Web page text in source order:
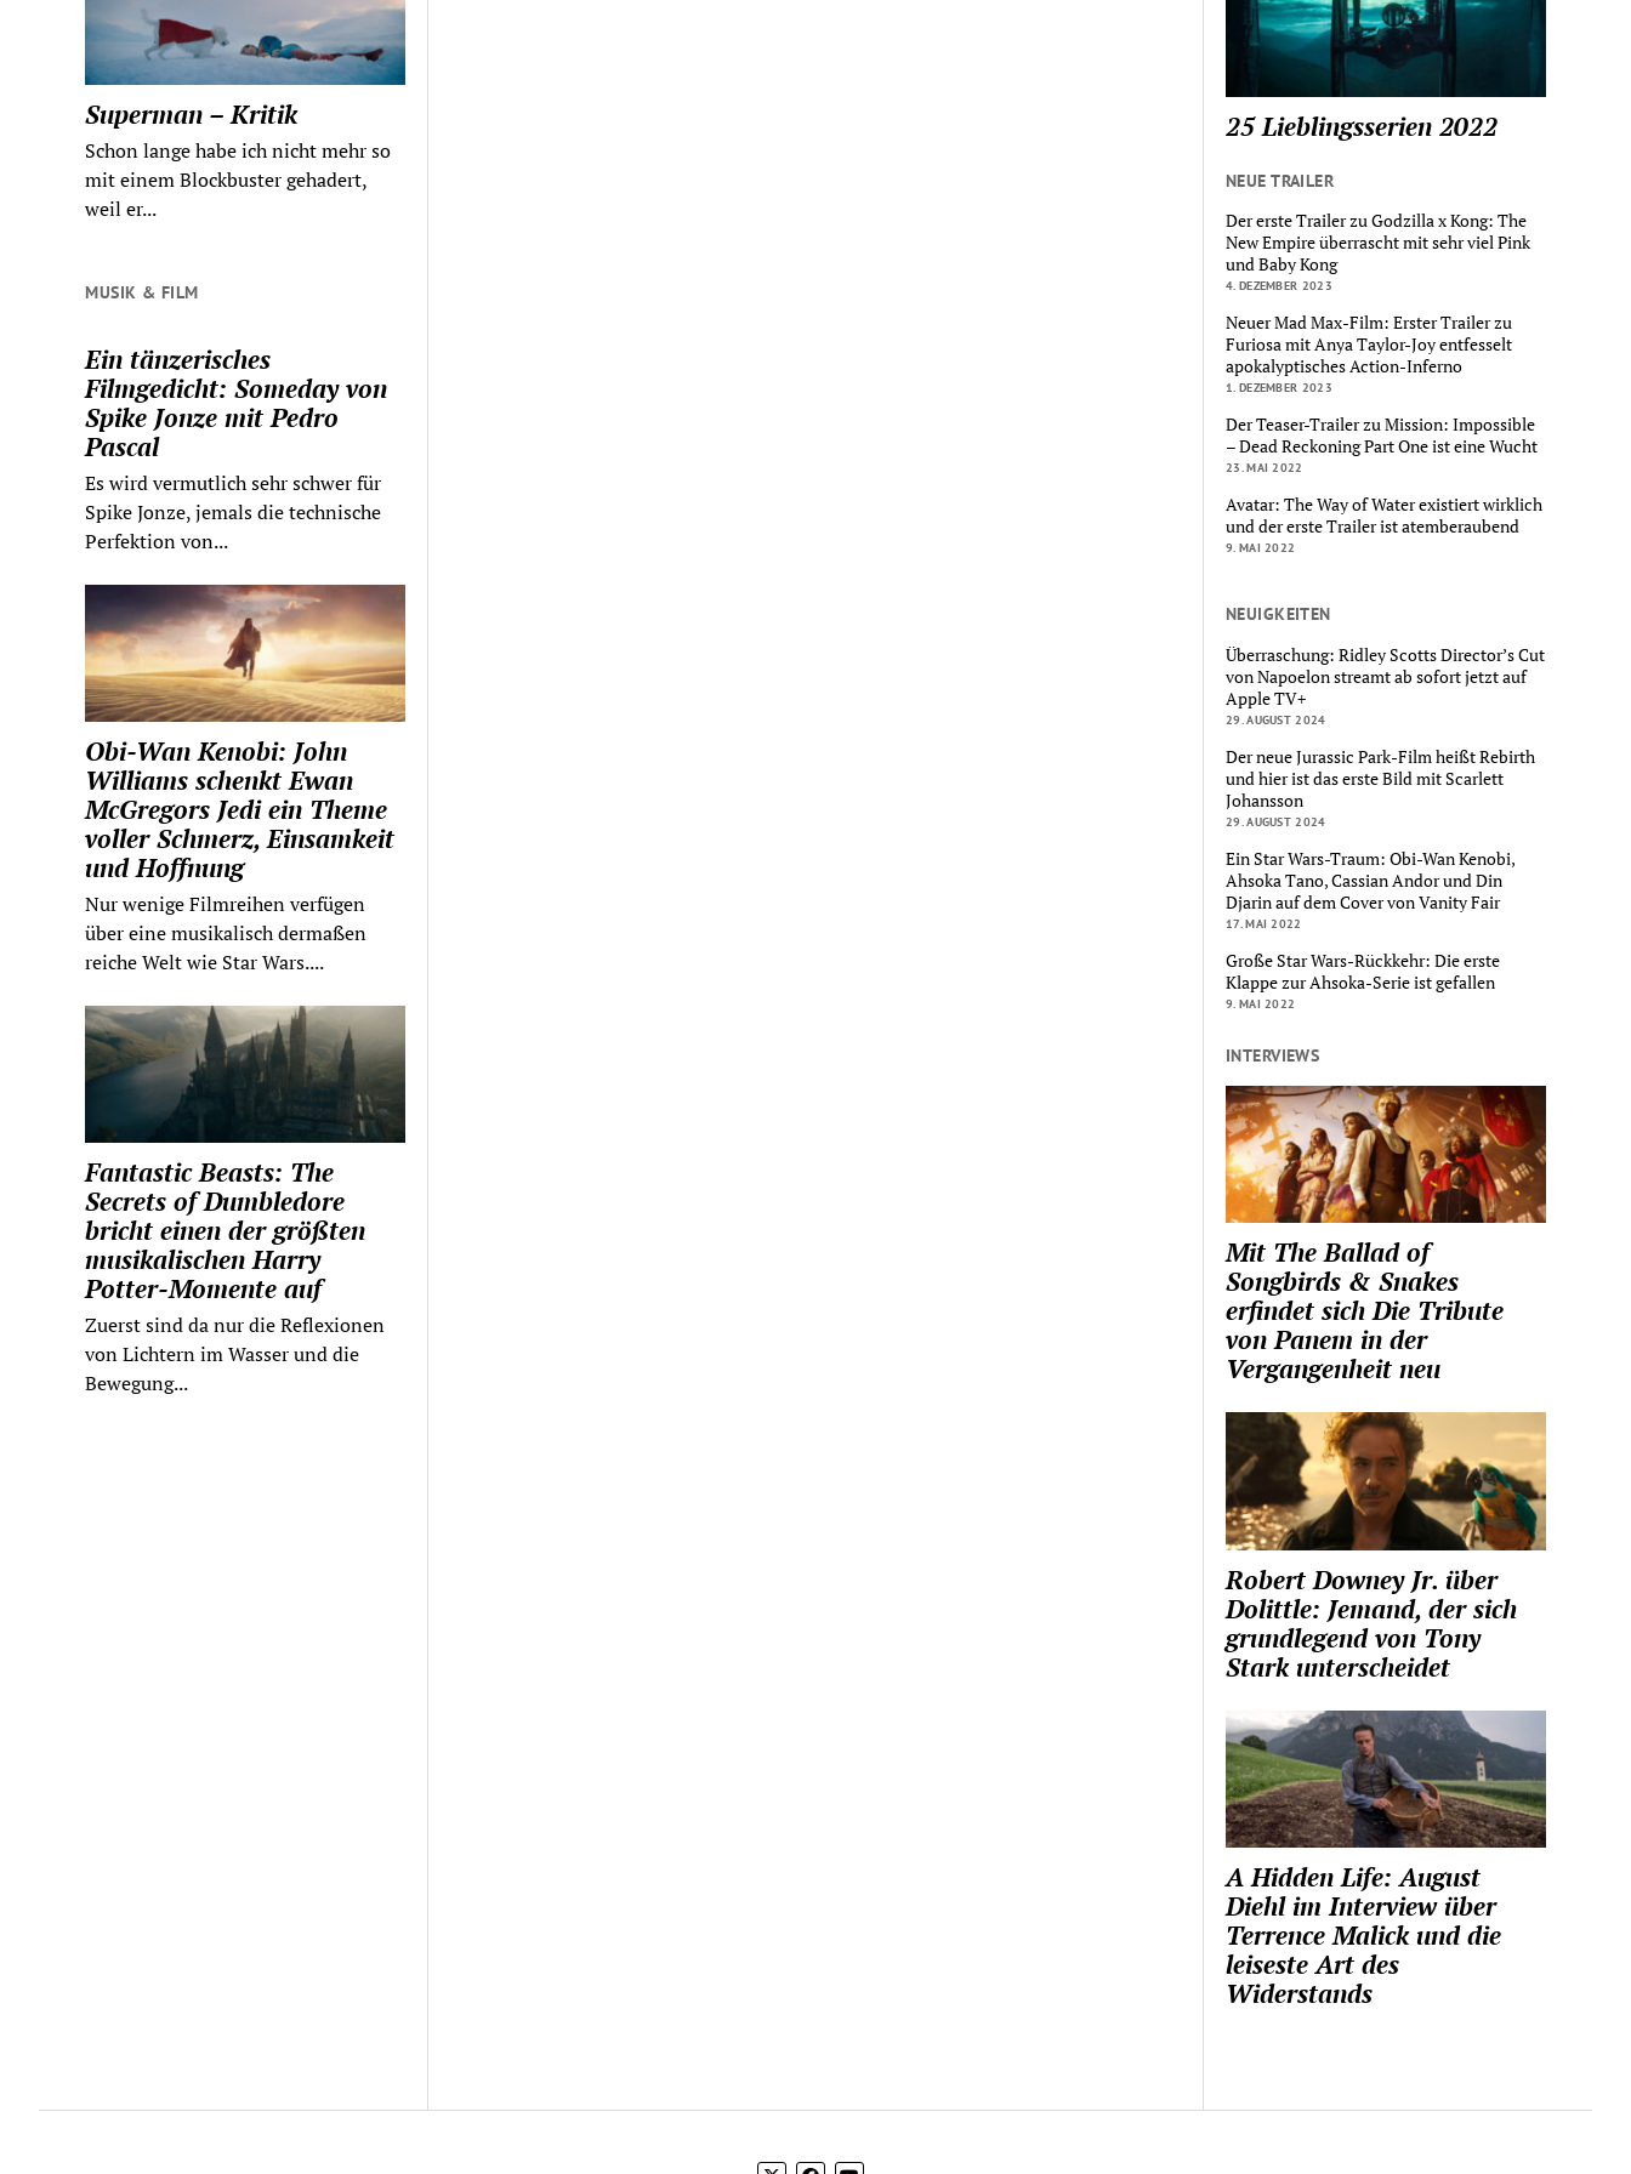
Superman – Kritik
Schon lange habe ich nicht mehr so
mit einem Blockbuster gehadert,
weil er...
MUSIK & FILM
Ein tänzerisches
Filmgedicht: Someday von
Spike Jonze mit Pedro
Pascal
Es wird vermutlich sehr schwer für
Spike Jonze, jemals die technische
Perfektion von...
Obi-Wan Kenobi: John
Williams schenkt Ewan
McGregors Jedi ein Theme
voller Schmerz, Einsamkeit
und Hoffnung
Nur wenige Filmreihen verfügen
über eine musikalisch dermaßen
reiche Welt wie Star Wars....
Fantastic Beasts: The
Secrets of Dumbledore
bricht einen der größten
musikalischen Harry
Potter-Momente auf
Zuerst sind da nur die Reflexionen
von Lichtern im Wasser und die
Bewegung...
25 Lieblingsserien 2022
NEUE TRAILER
Der erste Trailer zu Godzilla x Kong: The
New Empire überrascht mit sehr viel Pink
und Baby Kong
4. DEZEMBER 2023
Neuer Mad Max-Film: Erster Trailer zu
Furiosa mit Anya Taylor-Joy entfesselt
apokalyptisches Action-Inferno
1. DEZEMBER 2023
Der Teaser-Trailer zu Mission: Impossible
– Dead Reckoning Part One ist eine Wucht
23. MAI 2022
Avatar: The Way of Water existiert wirklich
und der erste Trailer ist atemberaubend
9. MAI 2022
NEUIGKEITEN
Überraschung: Ridley Scotts Director’s Cut
von Napoelon streamt ab sofort jetzt auf
Apple TV+
29. AUGUST 2024
Der neue Jurassic Park-Film heißt Rebirth
und hier ist das erste Bild mit Scarlett
Johansson
29. AUGUST 2024
Ein Star Wars-Traum: Obi-Wan Kenobi,
Ahsoka Tano, Cassian Andor und Din
Djarin auf dem Cover von Vanity Fair
17. MAI 2022
Große Star Wars-Rückkehr: Die erste
Klappe zur Ahsoka-Serie ist gefallen
9. MAI 2022
INTERVIEWS
Mit The Ballad of
Songbirds & Snakes
erfindet sich Die Tribute
von Panem in der
Vergangenheit neu
Robert Downey Jr. über
Dolittle: Jemand, der sich
grundlegend von Tony
Stark unterscheidet
A Hidden Life: August
Diehl im Interview über
Terrence Malick und die
leiseste Art des
Widerstands